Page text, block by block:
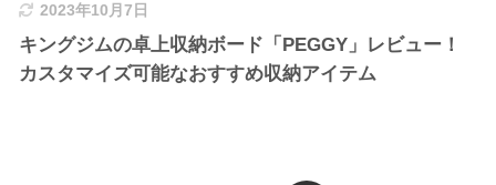
2023年10月7日
キングジムの卓上収納ボード「PEGGY」レビュー！
カスタマイズ可能なおすすめ収納アイテム